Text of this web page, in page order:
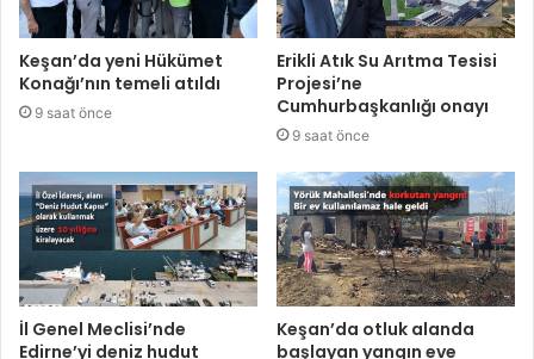
Keşan’da yeni Hükümet
Konağı’nın temeli atıldı
9 saat önce
Erikli Atık Su Arıtma Tesisi
Projesi’ne
Cumhurbaşkanlığı onayı
9 saat önce
İl Genel Meclisi’nde
Edirne’yi deniz hudut
Keşan’da otluk alanda
başlayan yangın eve